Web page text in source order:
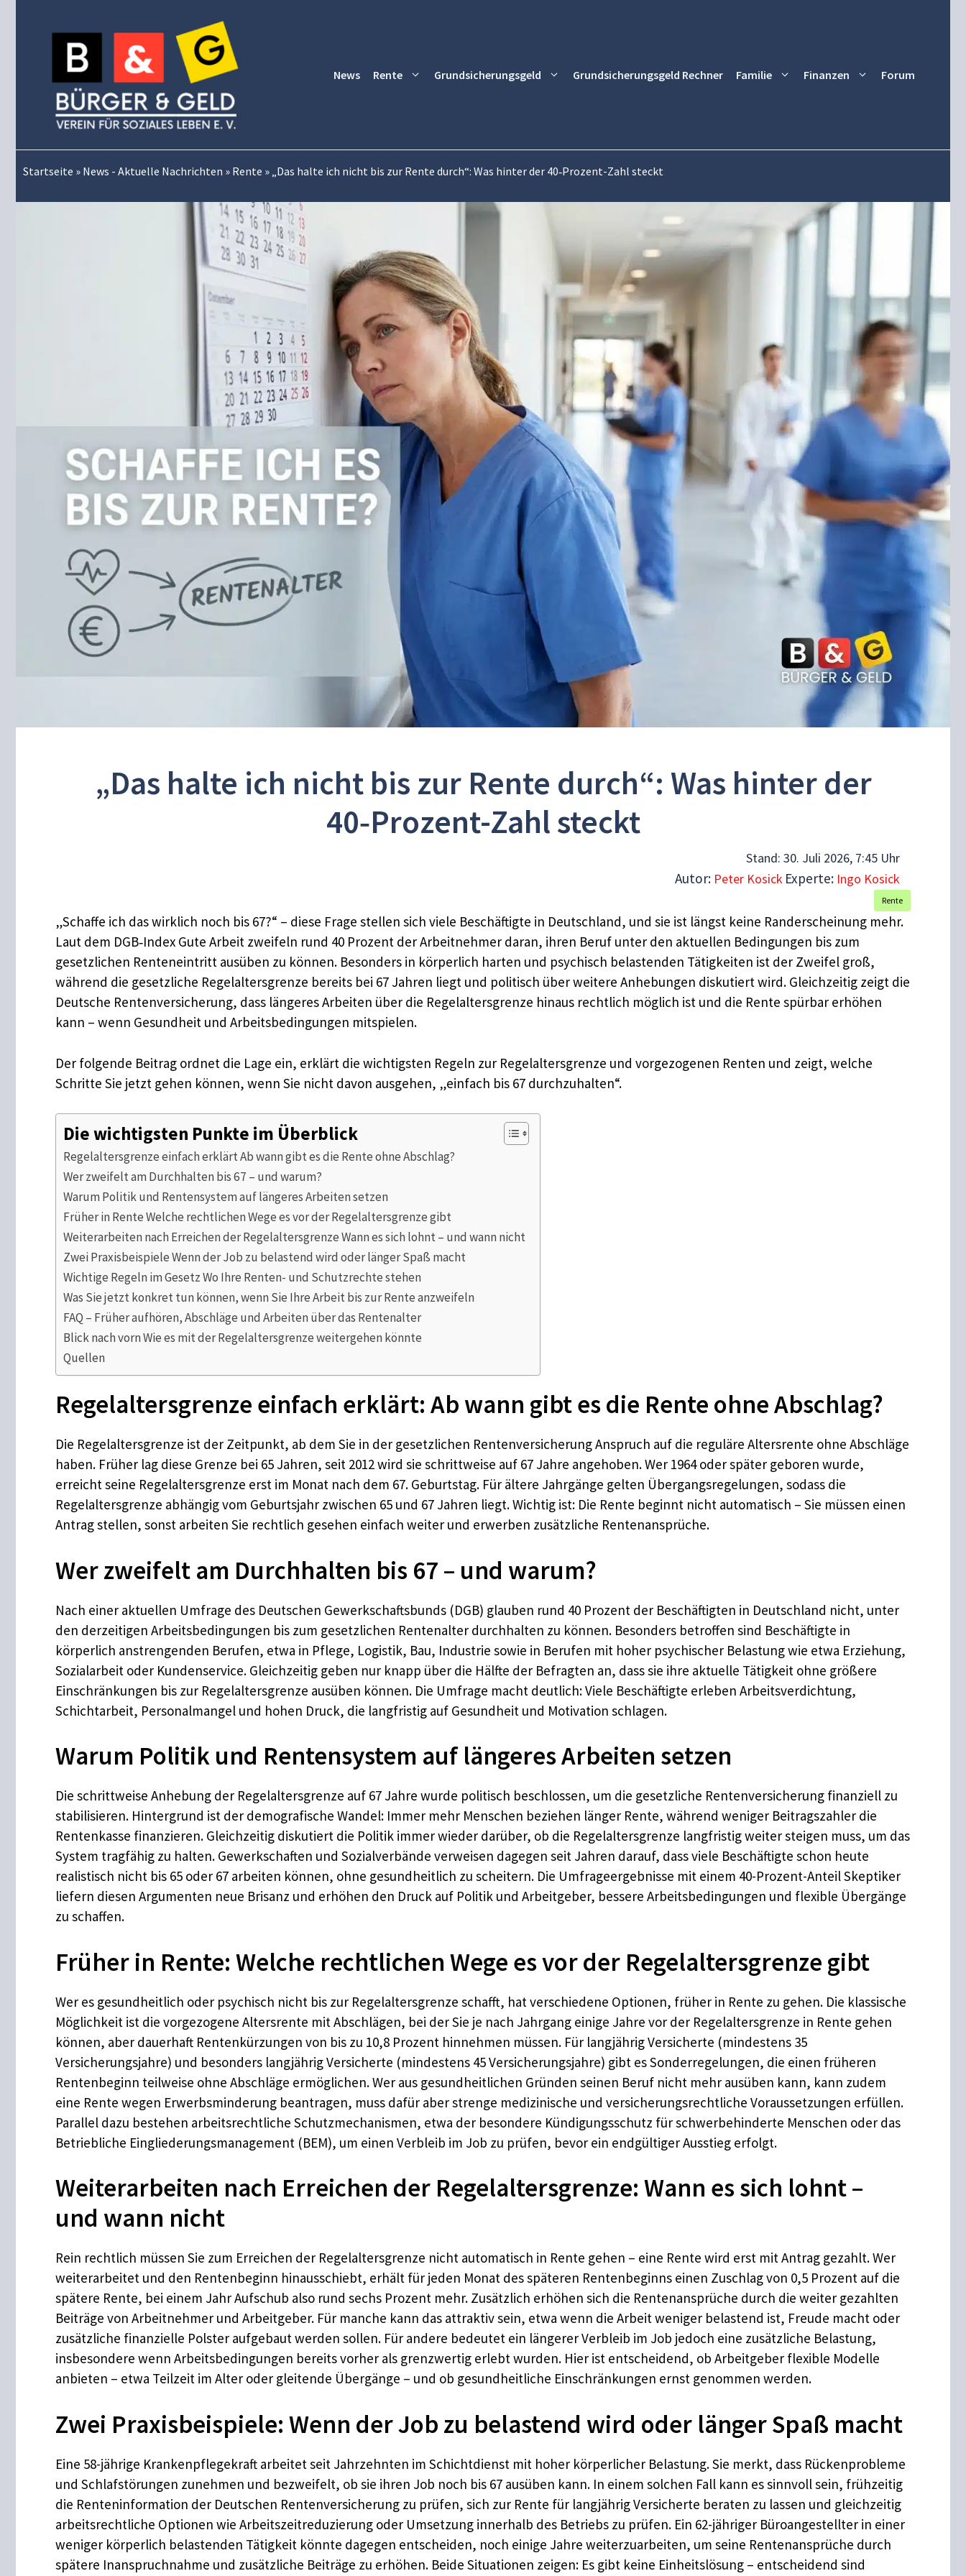
News Rente Grundsicherungsgeld Grundsicherungsgeld Rechner Familie Finanzen Forum
Startseite » News - Aktuelle Nachrichten » Rente » „Das halte ich nicht bis zur Rente durch“: Was hinter der 40‑Prozent-Zahl steckt
„Das halte ich nicht bis zur Rente durch“: Was hinter der
40‑Prozent-Zahl steckt
Stand: 30. Juli 2026, 7:45 Uhr
Autor: Peter Kosick Experte: Ingo Kosick
Rente
„Schaffe ich das wirklich noch bis 67?“ – diese Frage stellen sich viele Beschäftigte in Deutschland, und sie ist längst keine Randerscheinung mehr.
Laut dem DGB‑Index Gute Arbeit zweifeln rund 40 Prozent der Arbeitnehmer daran, ihren Beruf unter den aktuellen Bedingungen bis zum
gesetzlichen Renteneintritt ausüben zu können. Besonders in körperlich harten und psychisch belastenden Tätigkeiten ist der Zweifel groß,
während die gesetzliche Regelaltersgrenze bereits bei 67 Jahren liegt und politisch über weitere Anhebungen diskutiert wird. Gleichzeitig zeigt die
Deutsche Rentenversicherung, dass längeres Arbeiten über die Regelaltersgrenze hinaus rechtlich möglich ist und die Rente spürbar erhöhen
kann – wenn Gesundheit und Arbeitsbedingungen mitspielen.
Der folgende Beitrag ordnet die Lage ein, erklärt die wichtigsten Regeln zur Regelaltersgrenze und vorgezogenen Renten und zeigt, welche
Schritte Sie jetzt gehen können, wenn Sie nicht davon ausgehen, „einfach bis 67 durchzuhalten“.
Die wichtigsten Punkte im Überblick
Regelaltersgrenze einfach erklärt Ab wann gibt es die Rente ohne Abschlag?
Wer zweifelt am Durchhalten bis 67 – und warum?
Warum Politik und Rentensystem auf längeres Arbeiten setzen
Früher in Rente Welche rechtlichen Wege es vor der Regelaltersgrenze gibt
Weiterarbeiten nach Erreichen der Regelaltersgrenze Wann es sich lohnt – und wann nicht
Zwei Praxisbeispiele Wenn der Job zu belastend wird oder länger Spaß macht
Wichtige Regeln im Gesetz Wo Ihre Renten- und Schutzrechte stehen
Was Sie jetzt konkret tun können, wenn Sie Ihre Arbeit bis zur Rente anzweifeln
FAQ – Früher aufhören, Abschläge und Arbeiten über das Rentenalter
Blick nach vorn Wie es mit der Regelaltersgrenze weitergehen könnte
Quellen
Regelaltersgrenze einfach erklärt: Ab wann gibt es die Rente ohne Abschlag?
Die Regelaltersgrenze ist der Zeitpunkt, ab dem Sie in der gesetzlichen Rentenversicherung Anspruch auf die reguläre Altersrente ohne Abschläge
haben. Früher lag diese Grenze bei 65 Jahren, seit 2012 wird sie schrittweise auf 67 Jahre angehoben. Wer 1964 oder später geboren wurde,
erreicht seine Regelaltersgrenze erst im Monat nach dem 67. Geburtstag. Für ältere Jahrgänge gelten Übergangsregelungen, sodass die
Regelaltersgrenze abhängig vom Geburtsjahr zwischen 65 und 67 Jahren liegt. Wichtig ist: Die Rente beginnt nicht automatisch – Sie müssen einen
Antrag stellen, sonst arbeiten Sie rechtlich gesehen einfach weiter und erwerben zusätzliche Rentenansprüche.
Wer zweifelt am Durchhalten bis 67 – und warum?
Nach einer aktuellen Umfrage des Deutschen Gewerkschaftsbunds (DGB) glauben rund 40 Prozent der Beschäftigten in Deutschland nicht, unter
den derzeitigen Arbeitsbedingungen bis zum gesetzlichen Rentenalter durchhalten zu können. Besonders betroffen sind Beschäftigte in
körperlich anstrengenden Berufen, etwa in Pflege, Logistik, Bau, Industrie sowie in Berufen mit hoher psychischer Belastung wie etwa Erziehung,
Sozialarbeit oder Kundenservice. Gleichzeitig geben nur knapp über die Hälfte der Befragten an, dass sie ihre aktuelle Tätigkeit ohne größere
Einschränkungen bis zur Regelaltersgrenze ausüben können. Die Umfrage macht deutlich: Viele Beschäftigte erleben Arbeitsverdichtung,
Schichtarbeit, Personalmangel und hohen Druck, die langfristig auf Gesundheit und Motivation schlagen.
Warum Politik und Rentensystem auf längeres Arbeiten setzen
Die schrittweise Anhebung der Regelaltersgrenze auf 67 Jahre wurde politisch beschlossen, um die gesetzliche Rentenversicherung finanziell zu
stabilisieren. Hintergrund ist der demografische Wandel: Immer mehr Menschen beziehen länger Rente, während weniger Beitragszahler die
Rentenkasse finanzieren. Gleichzeitig diskutiert die Politik immer wieder darüber, ob die Regelaltersgrenze langfristig weiter steigen muss, um das
System tragfähig zu halten. Gewerkschaften und Sozialverbände verweisen dagegen seit Jahren darauf, dass viele Beschäftigte schon heute
realistisch nicht bis 65 oder 67 arbeiten können, ohne gesundheitlich zu scheitern. Die Umfrageergebnisse mit einem 40-Prozent-Anteil Skeptiker
liefern diesen Argumenten neue Brisanz und erhöhen den Druck auf Politik und Arbeitgeber, bessere Arbeitsbedingungen und flexible Übergänge
zu schaffen.
Früher in Rente: Welche rechtlichen Wege es vor der Regelaltersgrenze gibt
Wer es gesundheitlich oder psychisch nicht bis zur Regelaltersgrenze schafft, hat verschiedene Optionen, früher in Rente zu gehen. Die klassische
Möglichkeit ist die vorgezogene Altersrente mit Abschlägen, bei der Sie je nach Jahrgang einige Jahre vor der Regelaltersgrenze in Rente gehen
können, aber dauerhaft Rentenkürzungen von bis zu 10,8 Prozent hinnehmen müssen. Für langjährig Versicherte (mindestens 35
Versicherungsjahre) und besonders langjährig Versicherte (mindestens 45 Versicherungsjahre) gibt es Sonderregelungen, die einen früheren
Rentenbeginn teilweise ohne Abschläge ermöglichen. Wer aus gesundheitlichen Gründen seinen Beruf nicht mehr ausüben kann, kann zudem
eine Rente wegen Erwerbsminderung beantragen, muss dafür aber strenge medizinische und versicherungsrechtliche Voraussetzungen erfüllen.
Parallel dazu bestehen arbeitsrechtliche Schutzmechanismen, etwa der besondere Kündigungsschutz für schwerbehinderte Menschen oder das
Betriebliche Eingliederungsmanagement (BEM), um einen Verbleib im Job zu prüfen, bevor ein endgültiger Ausstieg erfolgt.
Weiterarbeiten nach Erreichen der Regelaltersgrenze: Wann es sich lohnt –
und wann nicht
Rein rechtlich müssen Sie zum Erreichen der Regelaltersgrenze nicht automatisch in Rente gehen – eine Rente wird erst mit Antrag gezahlt. Wer
weiterarbeitet und den Rentenbeginn hinausschiebt, erhält für jeden Monat des späteren Rentenbeginns einen Zuschlag von 0,5 Prozent auf die
spätere Rente, bei einem Jahr Aufschub also rund sechs Prozent mehr. Zusätzlich erhöhen sich die Rentenansprüche durch die weiter gezahlten
Beiträge von Arbeitnehmer und Arbeitgeber. Für manche kann das attraktiv sein, etwa wenn die Arbeit weniger belastend ist, Freude macht oder
zusätzliche finanzielle Polster aufgebaut werden sollen. Für andere bedeutet ein längerer Verbleib im Job jedoch eine zusätzliche Belastung,
insbesondere wenn Arbeitsbedingungen bereits vorher als grenzwertig erlebt wurden. Hier ist entscheidend, ob Arbeitgeber flexible Modelle
anbieten – etwa Teilzeit im Alter oder gleitende Übergänge – und ob gesundheitliche Einschränkungen ernst genommen werden.
Zwei Praxisbeispiele: Wenn der Job zu belastend wird oder länger Spaß macht
Eine 58-jährige Krankenpflegekraft arbeitet seit Jahrzehnten im Schichtdienst mit hoher körperlicher Belastung. Sie merkt, dass Rückenprobleme
und Schlafstörungen zunehmen und bezweifelt, ob sie ihren Job noch bis 67 ausüben kann. In einem solchen Fall kann es sinnvoll sein, frühzeitig
die Renteninformation der Deutschen Rentenversicherung zu prüfen, sich zur Rente für langjährig Versicherte beraten zu lassen und gleichzeitig
arbeitsrechtliche Optionen wie Arbeitszeitreduzierung oder Umsetzung innerhalb des Betriebs zu prüfen. Ein 62-jähriger Büroangestellter in einer
weniger körperlich belastenden Tätigkeit könnte dagegen entscheiden, noch einige Jahre weiterzuarbeiten, um seine Rentenansprüche durch
spätere Inanspruchnahme und zusätzliche Beiträge zu erhöhen. Beide Situationen zeigen: Es gibt keine Einheitslösung – entscheidend sind